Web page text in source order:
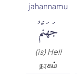
jahannamu
جَهَنَّمُ
(is) Hell
நரகம்